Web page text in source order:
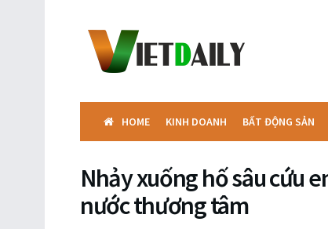
HOME KINH DOANH BẤT ĐỘNG SẢN
Nhảy xuống hố sâu cứu
nước thương tâm